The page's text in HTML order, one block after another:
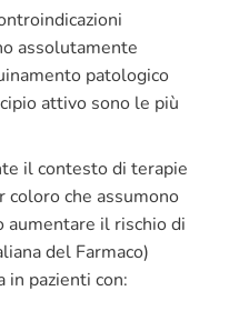
assolutamente
patologico
attivo sono le più
il contesto di terapie
coloro che assumono
aumentare il rischio di
del Farmaco)
in pazienti con: